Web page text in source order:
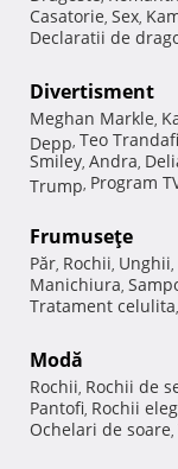
Casatorie, Sex,
Declaratii de
Divertisment
Meghan Markle,
Depp, Teo
Smiley, Andra,
Trump, Program
Frumuseţe
Păr, Rochii, Unghii,
Manichiura,
Tratament celulita,
Modă
Rochii, Rochii de
Pantofi, Rochii
Ochelari de soare,